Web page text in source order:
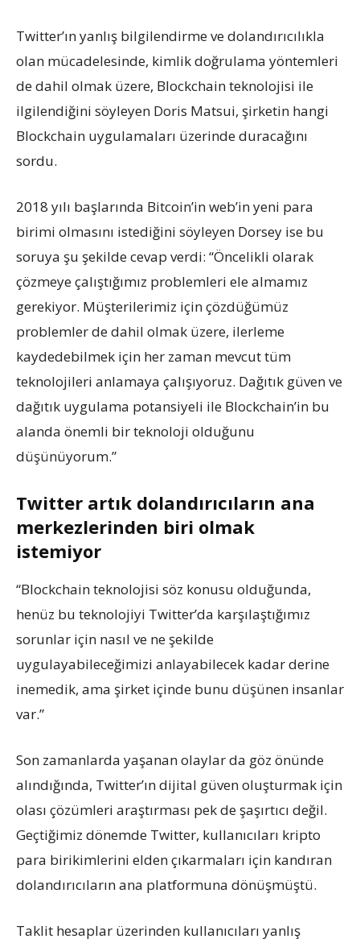
Twitter’ın yanlış bilgilendirme ve dolandırıcılıkla
olan mücadelesinde, kimlik doğrulama yöntemleri
de dahil olmak üzere, Blockchain teknolojisi ile
ilgilendiğini söyleyen Doris Matsui, şirketin hangi
Blockchain uygulamaları üzerinde duracağını
sordu.
2018 yılı başlarında Bitcoin’in web’in yeni para
birimi olmasını istediğini söyleyen Dorsey ise bu
soruya şu şekilde cevap verdi: “Öncelikli olarak
çözmeye çalıştığımız problemleri ele almamız
gerekiyor. Müşterilerimiz için çözdüğümüz
problemler de dahil olmak üzere, ilerleme
kaydedebilmek için her zaman mevcut tüm
teknolojileri anlamaya çalışıyoruz. Dağıtık güven ve
dağıtık uygulama potansiyeli ile Blockchain’in bu
alanda önemli bir teknoloji olduğunu
düşünüyorum.”
Twitter artık dolandırıcıların ana
merkezlerinden biri olmak
istemiyor
“Blockchain teknolojisi söz konusu olduğunda,
henüz bu teknolojiyi Twitter’da karşılaştığımız
sorunlar için nasıl ve ne şekilde
uygulayabileceğimizi anlayabilecek kadar derine
inemedik, ama şirket içinde bunu düşünen insanlar
var.”
Son zamanlarda yaşanan olaylar da göz önünde
alındığında, Twitter’ın dijital güven oluşturmak için
olası çözümleri araştırması pek de şaşırtıcı değil.
Geçtiğimiz dönemde Twitter, kullanıcıları kripto
para birikimlerini elden çıkarmaları için kandıran
dolandırıcıların ana platformuna dönüşmüştü.
Taklit hesaplar üzerinden kullanıcıları yanlış